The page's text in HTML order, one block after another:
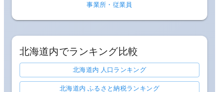
事業所・従業員
北海道内でランキング比較
北海道内 人口ランキング
北海道内 ふるさと納税ランキング